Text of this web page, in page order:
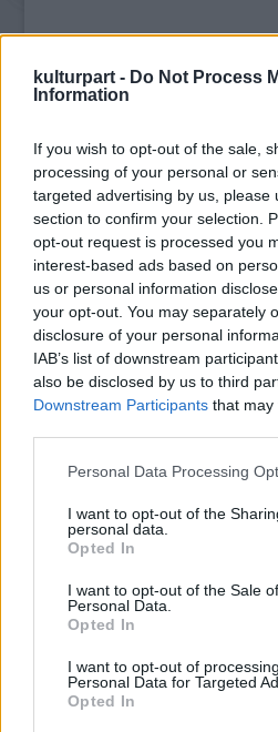
kulturpart - Do Not Process
Information
If you wish to opt-out of the sale,
processing of your personal or
targeted advertising by us, please
section to confirm your selection.
opt-out request is processed you
interest-based ads based on
us or personal information
your opt-out. You may separately
disclosure of your personal
IAB’s list of downstream
also be disclosed by us to third
Downstream Participants that may
Please note that this website/app
not limited to your visit or usage
grant or deny consent to Google
use your data for below specified
consent section.
Personal Data Processing
I want to opt-out of the
personal data.
Opted In
I want to opt-out of the Sale
Personal Data.
Opted In
I want to opt-out of
Personal Data for Targeted
Opted In
számtalan rajongót
Anythingcímű sci-fi
filmvásznon. A játékfilmet
ötvöző produkciót,
kutyának kölcsönzi a
Franciaországban és
vetítik elsőként.
Forrás: MTI